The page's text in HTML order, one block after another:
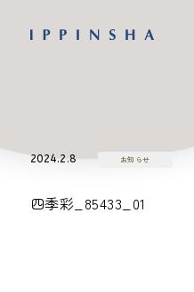
2024.2.8 お知らせ
四季彩_85433_01